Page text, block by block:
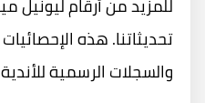
تحديثاتنا. هذه
والسجلات الرسمية